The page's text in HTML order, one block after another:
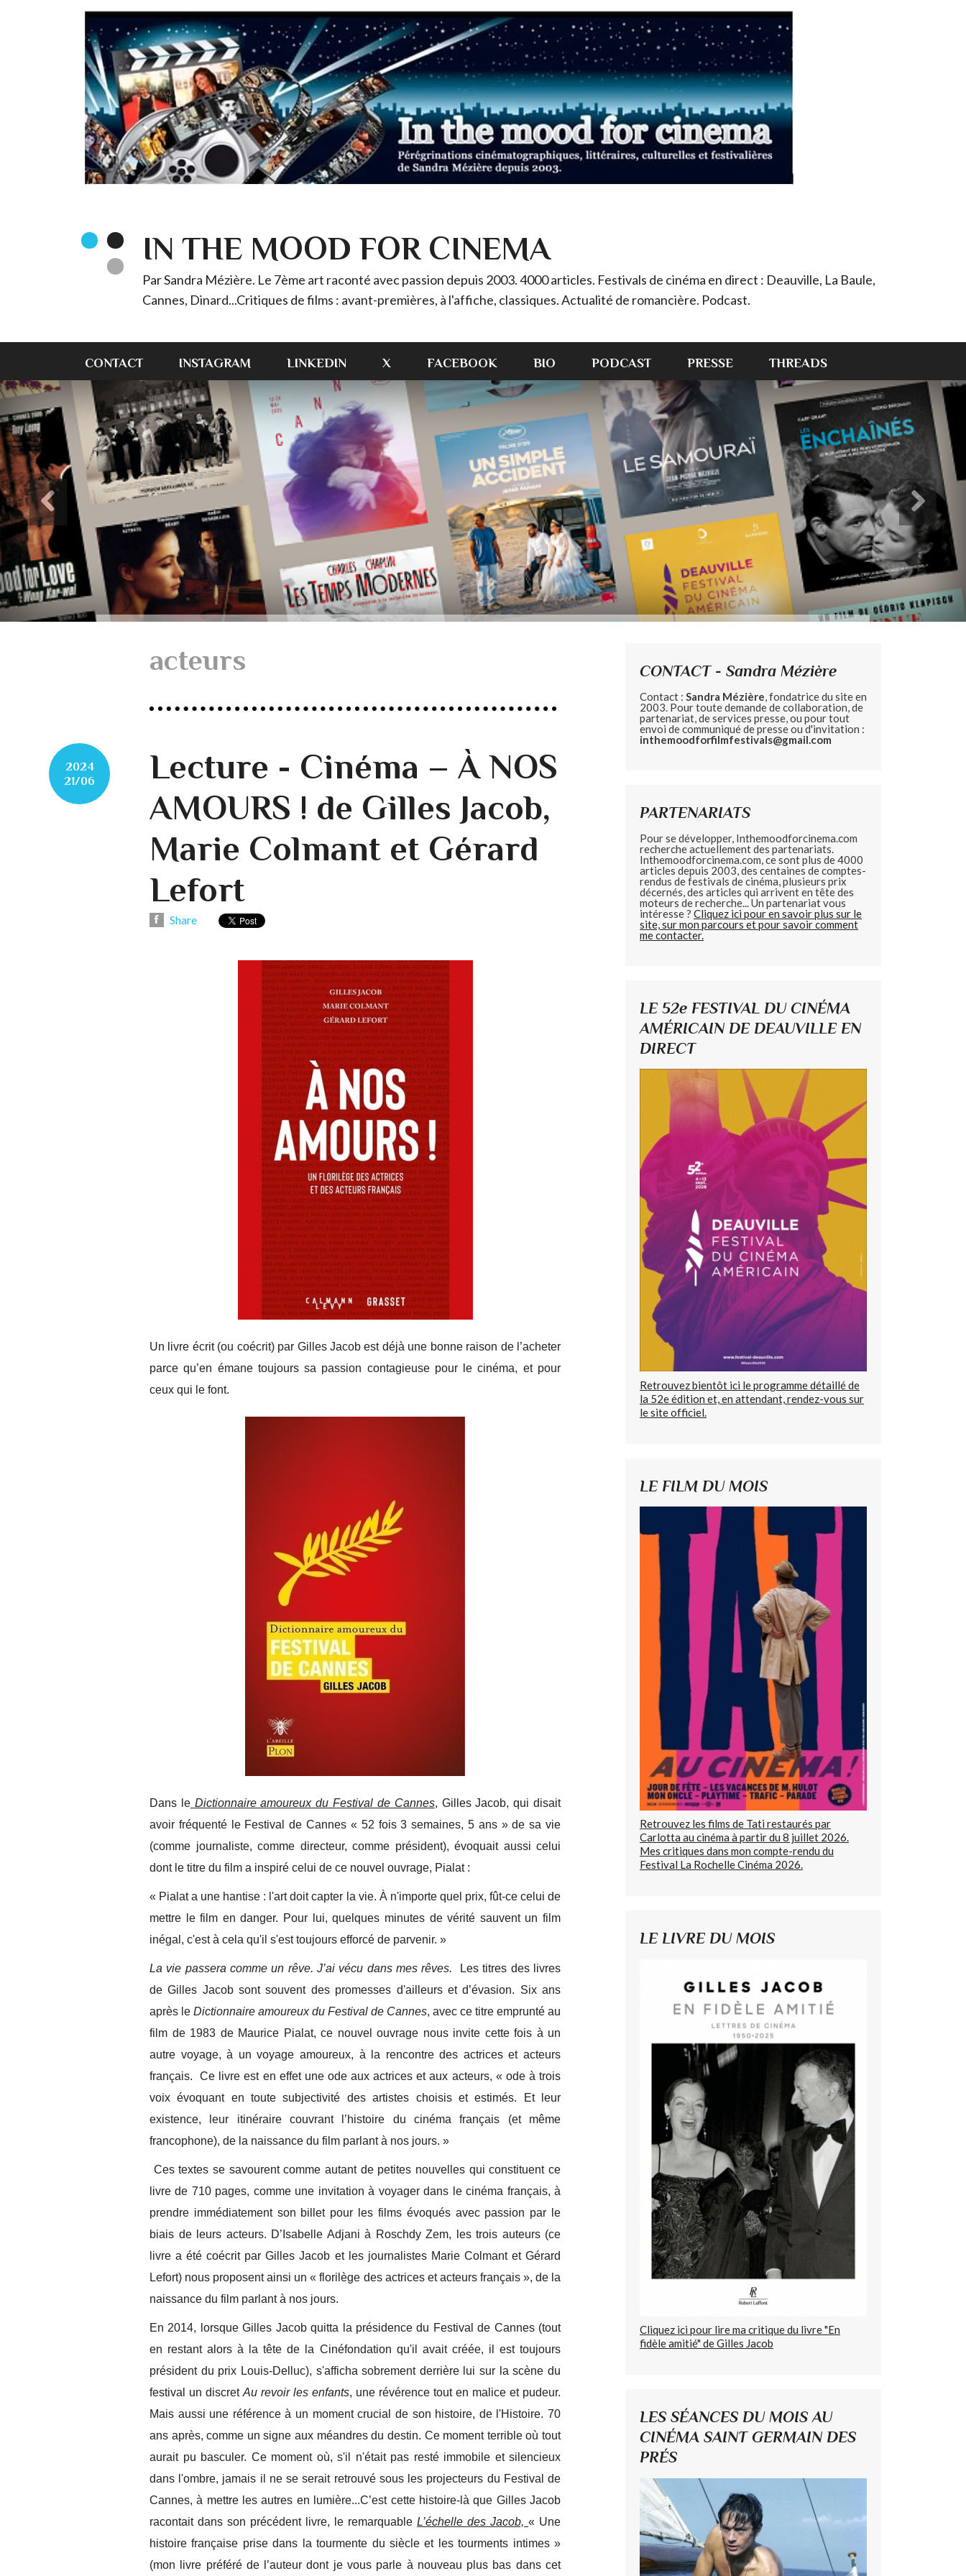
IN THE MOOD FOR CINEMA
Par Sandra Mézière. Le 7ème art raconté avec passion depuis 2003. 4000 articles. Festivals de cinéma en direct : Deauville, La Baule,
Cannes, Dinard...Critiques de films : avant-premières, à l'affiche, classiques. Actualité de romancière. Podcast.
CONTACT INSTAGRAM LINKEDIN X FACEBOOK BIO PODCAST PRESSE THREADS
acteurs
2024
21/06
Lecture - Cinéma – À NOS
AMOURS ! de Gilles Jacob,
Marie Colmant et Gérard
Lefort
Share
Un livre écrit (ou coécrit) par Gilles Jacob est déjà une bonne raison de l’acheter
parce qu’en émane toujours sa passion contagieuse pour le cinéma, et pour
ceux qui le font.
Dans le Dictionnaire amoureux du Festival de Cannes, Gilles Jacob, qui disait
avoir fréquenté le Festival de Cannes « 52 fois 3 semaines, 5 ans » de sa vie
(comme journaliste, comme directeur, comme président), évoquait aussi celui
dont le titre du film a inspiré celui de ce nouvel ouvrage, Pialat :
« Pialat a une hantise : l'art doit capter la vie. À n'importe quel prix, fût-ce celui de
mettre le film en danger. Pour lui, quelques minutes de vérité sauvent un film
inégal, c'est à cela qu'il s'est toujours efforcé de parvenir. »
La vie passera comme un rêve. J’ai vécu dans mes rêves. Les titres des livres
de Gilles Jacob sont souvent des promesses d'ailleurs et d’évasion. Six ans
après le Dictionnaire amoureux du Festival de Cannes, avec ce titre emprunté au
film de 1983 de Maurice Pialat, ce nouvel ouvrage nous invite cette fois à un
autre voyage, à un voyage amoureux, à la rencontre des actrices et acteurs
français. Ce livre est en effet une ode aux actrices et aux acteurs, « ode à trois
voix évoquant en toute subjectivité des artistes choisis et estimés. Et leur
existence, leur itinéraire couvrant l’histoire du cinéma français (et même
francophone), de la naissance du film parlant à nos jours. »
Ces textes se savourent comme autant de petites nouvelles qui constituent ce
livre de 710 pages, comme une invitation à voyager dans le cinéma français, à
prendre immédiatement son billet pour les films évoqués avec passion par le
biais de leurs acteurs. D’Isabelle Adjani à Roschdy Zem, les trois auteurs (ce
livre a été coécrit par Gilles Jacob et les journalistes Marie Colmant et Gérard
Lefort) nous proposent ainsi un « florilège des actrices et acteurs français », de la
naissance du film parlant à nos jours.
En 2014, lorsque Gilles Jacob quitta la présidence du Festival de Cannes (tout
en restant alors à la tête de la Cinéfondation qu'il avait créée, il est toujours
président du prix Louis-Delluc), s'afficha sobrement derrière lui sur la scène du
festival un discret Au revoir les enfants, une révérence tout en malice et pudeur.
Mais aussi une référence à un moment crucial de son histoire, de l'Histoire. 70
ans après, comme un signe aux méandres du destin. Ce moment terrible où tout
aurait pu basculer. Ce moment où, s'il n'était pas resté immobile et silencieux
dans l'ombre, jamais il ne se serait retrouvé sous les projecteurs du Festival de
Cannes, à mettre les autres en lumière...C’est cette histoire-là que Gilles Jacob
racontait dans son précédent livre, le remarquable L’échelle des Jacob, « Une
histoire française prise dans la tourmente du siècle et les tourments intimes »
(mon livre préféré de l’auteur dont je vous parle à nouveau plus bas dans cet
CONTACT - Sandra Mézière
Contact : Sandra Mézière, fondatrice du site en
2003. Pour toute demande de collaboration, de
partenariat, de services presse, ou pour tout
envoi de communiqué de presse ou d'invitation :
inthemoodforfilmfestivals@gmail.com
PARTENARIATS
Pour se développer, Inthemoodforcinema.com
recherche actuellement des partenariats.
Inthemoodforcinema.com, ce sont plus de 4000
articles depuis 2003, des centaines de comptes-
rendus de festivals de cinéma, plusieurs prix
décernés, des articles qui arrivent en tête des
moteurs de recherche... Un partenariat vous
intéresse ? Cliquez ici pour en savoir plus sur le
site, sur mon parcours et pour savoir comment
me contacter.
LE 52e FESTIVAL DU CINÉMA
AMÉRICAIN DE DEAUVILLE EN
DIRECT
Retrouvez bientôt ici le programme détaillé de
la 52e édition et, en attendant, rendez-vous sur
le site officiel.
LE FILM DU MOIS
Retrouvez les films de Tati restaurés par
Carlotta au cinéma à partir du 8 juillet 2026.
Mes critiques dans mon compte-rendu du
Festival La Rochelle Cinéma 2026.
LE LIVRE DU MOIS
Cliquez ici pour lire ma critique du livre "En
fidèle amitié" de Gilles Jacob
LES SÉANCES DU MOIS AU
CINÉMA SAINT GERMAIN DES
PRÉS